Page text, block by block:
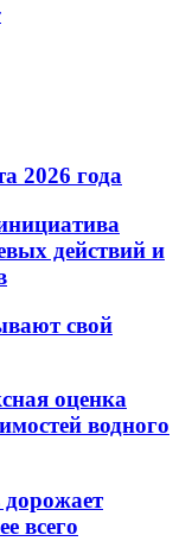
2026 года
действий и
свой
оценка
водного
всего